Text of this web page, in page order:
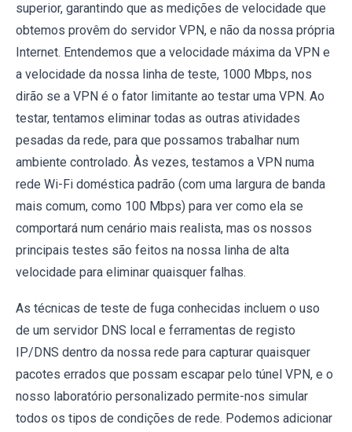
superior, garantindo que as medições de velocidade que
obtemos provêm do servidor VPN, e não da nossa própria
Internet. Entendemos que a velocidade máxima da VPN e
a velocidade da nossa linha de teste, 1000 Mbps, nos
dirão se a VPN é o fator limitante ao testar uma VPN. Ao
testar, tentamos eliminar todas as outras atividades
pesadas da rede, para que possamos trabalhar num
ambiente controlado. Às vezes, testamos a VPN numa
rede Wi-Fi doméstica padrão (com uma largura de banda
mais comum, como 100 Mbps) para ver como ela se
comportará num cenário mais realista, mas os nossos
principais testes são feitos na nossa linha de alta
velocidade para eliminar quaisquer falhas.
As técnicas de teste de fuga conhecidas incluem o uso
de um servidor DNS local e ferramentas de registo
IP/DNS dentro da nossa rede para capturar quaisquer
pacotes errados que possam escapar pelo túnel VPN, e o
nosso laboratório personalizado permite-nos simular
todos os tipos de condições de rede. Podemos adicionar